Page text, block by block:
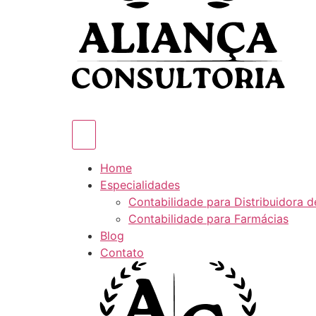
Home
Especialidades
Contabilidade para Distribuidora
Contabilidade para Farmácias
Blog
Contato